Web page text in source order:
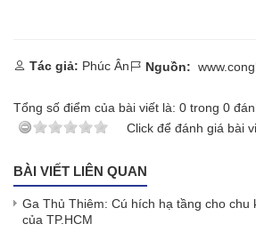
Tác giả: Phúc Ân Nguồn:
Tổng số điểm của bài viết là: 0 trong 0
Click để đánh giá bài
BÀI VIẾT LIÊN QUAN
Ga Thủ Thiêm: Cú hích hạ tầng cho chu
của TP.HCM